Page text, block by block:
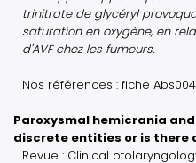
trinitrate de glycéryl
saturation en oxygène, en
d'AVF chez les fumeurs.
Nos références : fiche
Paroxysmal hemicrania
discrete entities or is there
Revue : Clinical